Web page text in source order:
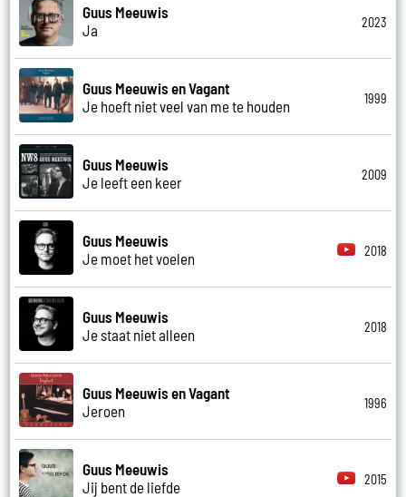
Guus Meeuwis
Ja
2023
Guus Meeuwis en Vagant
Je hoeft niet veel van me te houden
1999
Guus Meeuwis
Je leeft een keer
2009
Guus Meeuwis
Je moet het voelen
2018
Guus Meeuwis
Je staat niet alleen
2018
Guus Meeuwis en Vagant
Jeroen
1996
Guus Meeuwis
Jij bent de liefde
2015